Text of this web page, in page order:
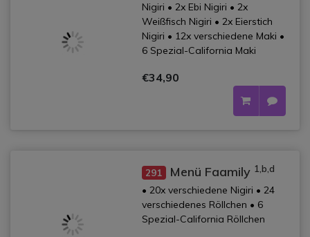
Nigiri • 2x Ebi Nigiri • 2x
Weißfisch Nigiri • 2x Eierstich
Nigiri • 12x verschiedene Maki •
6 Spezial-California Maki
€34,90
291 Menü Faamily 1,b,d
• 20x verschiedene Nigiri • 24
verschiedenes Röllchen • 6
Spezial-California Röllchen